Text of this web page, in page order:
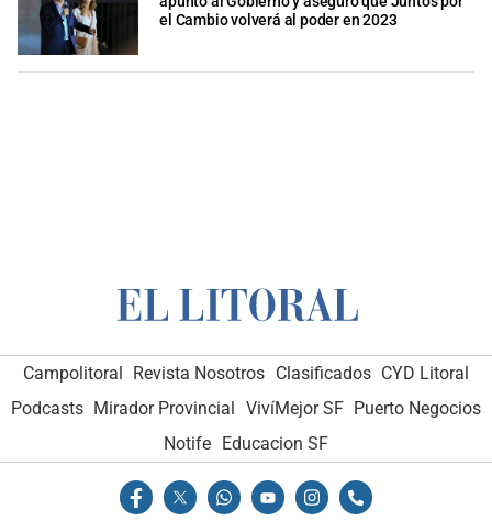
el Cambio volverá al poder en 2023
Campolitoral Revista Nosotros Clasificados CYD Litoral
Podcasts Mirador Provincial VivíMejor SF Puerto Negocios
Notife
Educacion SF